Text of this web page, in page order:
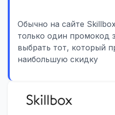
Обычно на сайте
только один промокод
выбрать тот, который
наибольшую скидку